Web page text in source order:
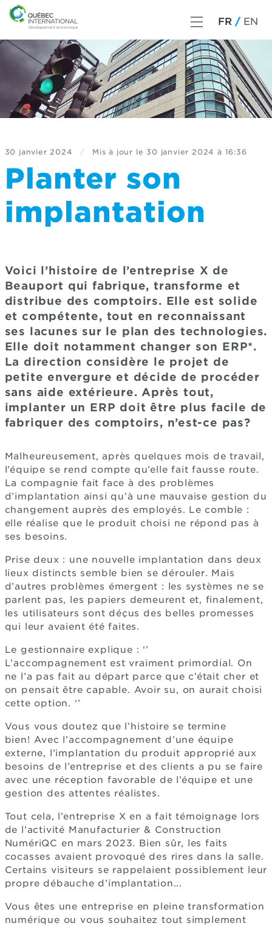
FR EN
30 janvier 2024 / Mis à jour le 30 janvier 2024 à 16:36
Planter son
implantation
Voici l’histoire de l’entreprise X de
Beauport qui fabrique, transforme et
distribue des comptoirs. Elle est solide
et compétente, tout en reconnaissant
ses lacunes sur le plan des technologies.
Elle doit notamment changer son ERP*.
La direction considère le projet de
petite envergure et décide de procéder
sans aide extérieure. Après tout,
implanter un ERP doit être plus facile de
fabriquer des comptoirs, n’est-ce pas?
Malheureusement, après quelques mois de travail,
l’équipe se rend compte qu’elle fait fausse route.
La compagnie fait face à des problèmes
d’implantation ainsi qu’à une mauvaise gestion du
changement auprès des employés. Le comble :
elle réalise que le produit choisi ne répond pas à
ses besoins.
Prise deux : une nouvelle implantation dans deux
lieux distincts semble bien se dérouler. Mais
d’autres problèmes émergent : les systèmes ne se
parlent pas, les papiers demeurent et, finalement,
les utilisateurs sont déçus des belles promesses
qui leur avaient été faites.
Le gestionnaire explique : ‘’
L’accompagnement est vraiment primordial. On
ne l’a pas fait au départ parce que c’était cher et
on pensait être capable. Avoir su, on aurait choisi
cette option. ‘’
Vous vous doutez que l’histoire se termine
bien! Avec l’accompagnement d’une équipe
externe, l’implantation du produit approprié aux
besoins de l’entreprise et des clients a pu se faire
avec une réception favorable de l’équipe et une
gestion des attentes réalistes.
Tout cela, l’entreprise X en a fait témoignage lors
de l’activité Manufacturier & Construction
NumériQC en mars 2023. Bien sûr, les faits
cocasses avaient provoqué des rires dans la salle.
Certains visiteurs se rappelaient possiblement leur
propre débauche d’implantation...
Vous êtes une entreprise en pleine transformation
numérique ou vous souhaitez tout simplement